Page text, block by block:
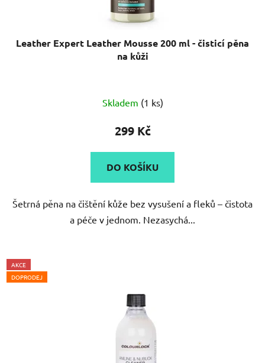
Leather Expert Leather Mousse 200 ml - čisticí pěna
na kůži
Skladem (1 ks)
299 Kč
DO KOŠÍKU
Šetrná pěna na čištění kůže bez vysušení a fleků – čistota
a péče v jednom. Nezasychá...
AKCE
DOPRODEJ